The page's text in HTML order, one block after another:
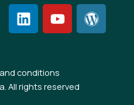
L
i
n
e
d
i
Y
o
u
u
b
W
o
r
conditions
All rights reserved